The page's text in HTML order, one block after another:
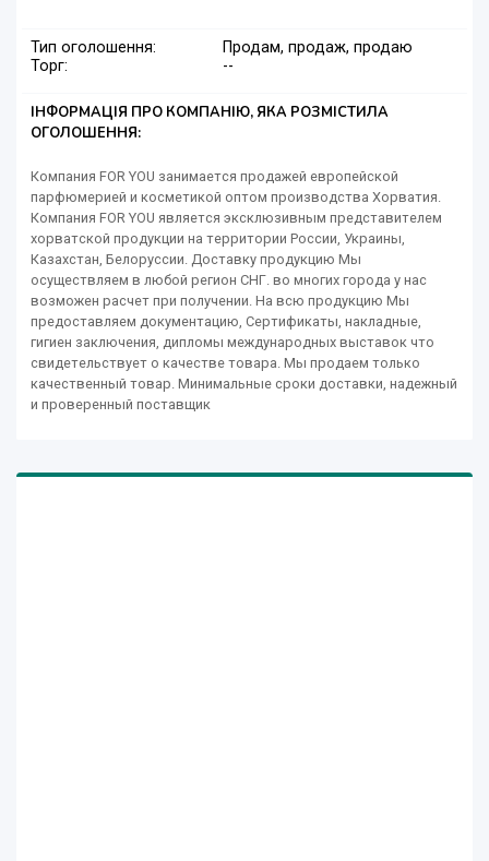
Тип оголошення:
Продам, продаж, продаю
Торг:
--
ІНФОРМАЦІЯ ПРО КОМПАНІЮ, ЯКА РОЗМІСТИЛА
ОГОЛОШЕННЯ:
Компания FOR YOU занимается продажей европейской
парфюмерией и косметикой оптом производства Хорватия.
Компания FOR YOU является эксклюзивным представителем
хорватской продукции на территории России, Украины,
Казахстан, Белоруссии. Доставку продукцию Мы
осуществляем в любой регион СНГ. во многих города у нас
возможен расчет при получении. На всю продукцию Мы
предоставляем документацию, Сертификаты, накладные,
гигиен заключения, дипломы международных выставок что
свидетельствует о качестве товара. Мы продаем только
качественный товар. Минимальные сроки доставки, надежный
и проверенный поставщик